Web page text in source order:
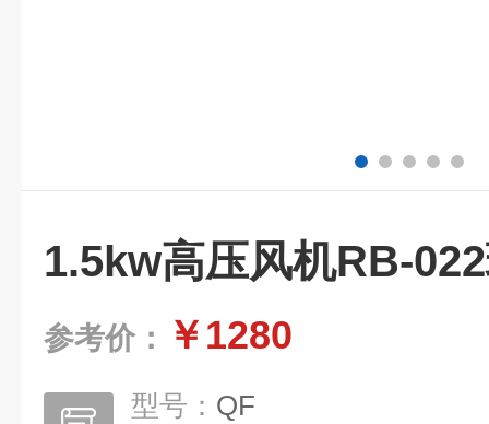
1.5kw高压风机RB-
参考价： ￥1280
型号： QF